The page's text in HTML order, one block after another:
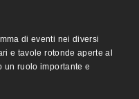
di eventi nei diversi
e tavole rotonde aperte al
un ruolo importante e